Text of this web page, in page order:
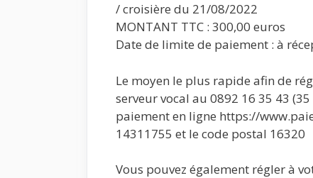
/ croisière du 21/08/2022
MONTANT TTC : 300,00 euros
Date de limite de paiement : à
Le moyen le plus rapide afin de
serveur vocal au 0892 16 35 43
paiement en ligne https://
14311755 et le code postal 16320
Vous pouvez également régler à